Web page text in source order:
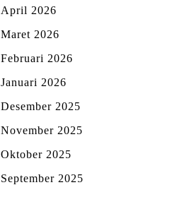
April 2026
Maret 2026
Februari 2026
Januari 2026
Desember 2025
November 2025
Oktober 2025
September 2025